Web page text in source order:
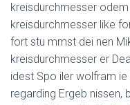
kreisdurchmesser
kreisdurchmesser like
fort stu mmst dei nen
kreisdurchmesser er
idest Spo iler wolfram
regarding Ergeb nissen,